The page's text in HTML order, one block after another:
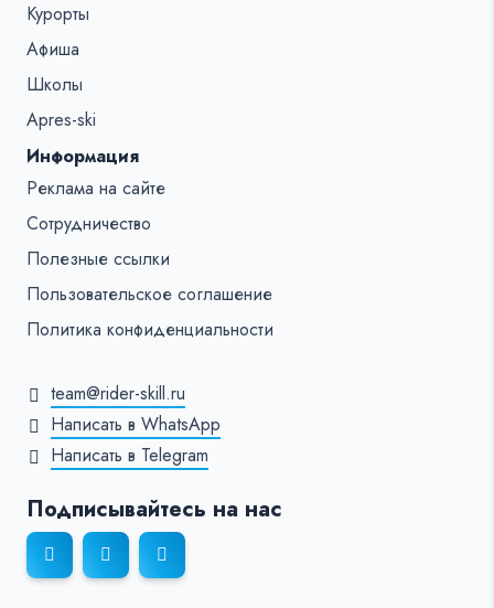
Курорты
Афиша
Школы
Apres-ski
Информация
Реклама на сайте
Сотрудничество
Полезные ссылки
Пользовательское соглашение
Политика конфиденциальности
team@rider-skill.ru
Написать в WhatsApp
Написать в Telegram
Подписывайтесь на нас